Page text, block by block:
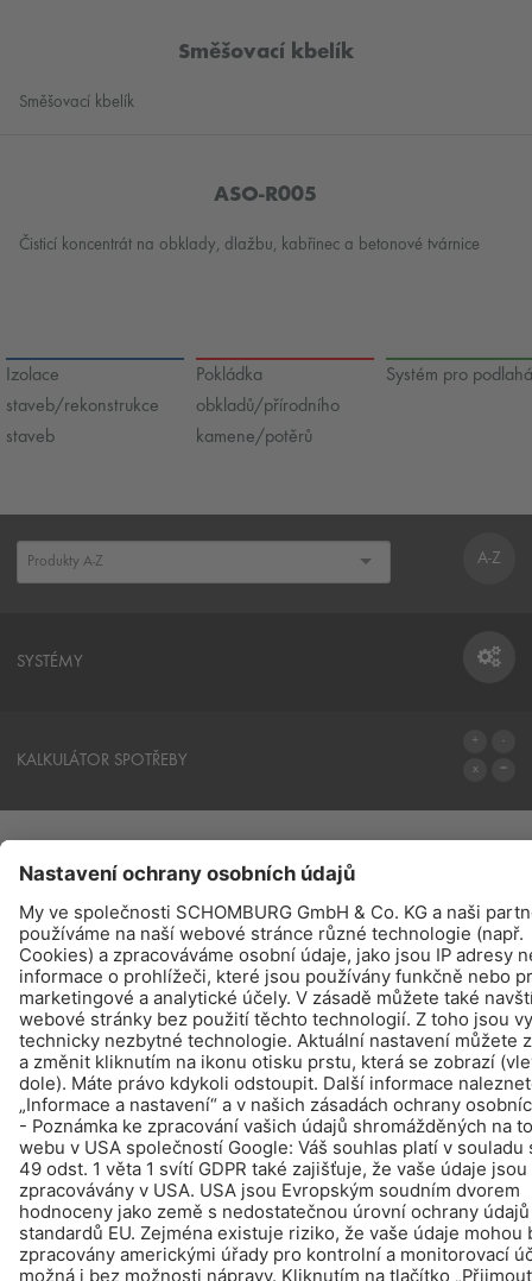
Směšovací kbelík
Směšovací kbelík
ASO-R005
Čisticí koncentrát na obklady, dlažbu, kabřinec a betonové tvárnice
Izolace
staveb/rekonstrukce
staveb
Pokládka
obkladů/přírodního
kamene/potěrů
Systém pro
A-Z
SYSTÉMY
KALKULÁTOR SPOTŘEBY
PRODUKTY
NAJDETE – KOUPIT - INFO
© Schomburg.Tiráž|Ochraně dat
Design & realizace +| LOUIS INTERNET